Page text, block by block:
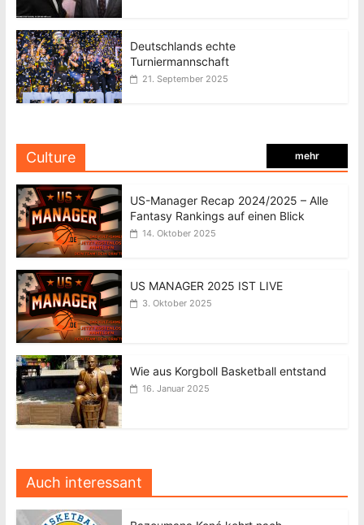
Deutschlands echte
Turniermannschaft
21. September 2025
Culture mehr
US-Manager Recap 2024/2025 – Alle
Fantasy Rankings auf einen Blick
14. Oktober 2025
US MANAGER 2025 IST LIVE
3. Oktober 2025
Wie aus Korgboll Basketball entstand
16. Januar 2025
Auch interessant